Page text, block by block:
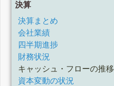
決算
決算まとめ
会社業績
四半期進捗
財務状況
キャッシュ・フローの推移
資本変動の状況